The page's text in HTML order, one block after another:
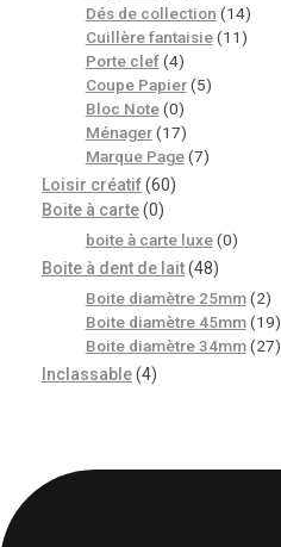
Dés de collection (14)
Cuillère fantaisie (11)
Porte clef (4)
Coupe Papier (5)
Bloc Note (0)
Ménager (17)
Marque Page (7)
Loisir créatif(60)
Boite à carte(0)
boite à carte luxe (0)
Boite à dent de lait(48)
Boite diamètre 25mm (2)
Boite diamètre 45mm (19)
Boite diamètre 34mm (27)
Inclassable(4)